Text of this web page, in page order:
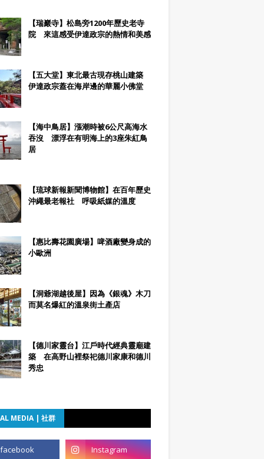
【瑞巖寺】松島旁1200年歷史老寺
院 來這感受伊達政宗的熱情和美感
【五大堂】東北最古現存桃山建築
伊達政宗蓋在海岸邊的華麗小佛堂
【海中鳥居】漲潮時被6公尺高海水
吞沒 漂浮在有明海上的3座朱紅鳥
居
【琉球新報新聞博物館】在百年歷史
沖繩最老報社 呼吸紙媒的溫度
【惠比壽花園廣場】啤酒廠變身成的
小歐洲
【洞爺湖越後屋】因為《銀魂》木刀
而莫名爆紅的溫泉街土產店
【德川家靈台】江戶時代經典靈廟建
築 在高野山裡祭祀德川家康和德川
秀忠
MEDIA | 社群